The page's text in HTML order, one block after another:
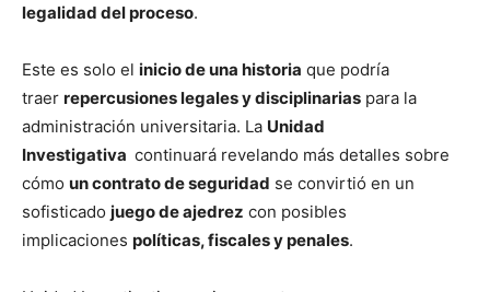
legalidad del proceso.
Este es solo el inicio de una historia que podría
traer repercusiones legales y disciplinarias para la
administración universitaria. La Unidad
Investigativa continuará revelando más detalles sobre
cómo un contrato de seguridad se convirtió en un
sofisticado juego de ajedrez con posibles
implicaciones políticas, fiscales y penales.